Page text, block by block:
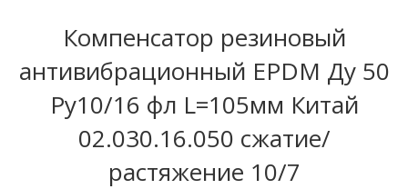
Компенсатор резиновый
антивибрационный EPDM Ду 50
Ру10/16 фл L=105мм Китай
02.030.16.050 сжатие/
растяжение 10/7